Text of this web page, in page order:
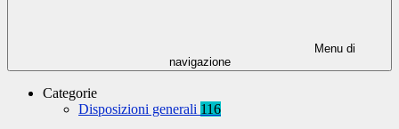
Menu di
navigazione
Categorie
Disposizioni generali 116